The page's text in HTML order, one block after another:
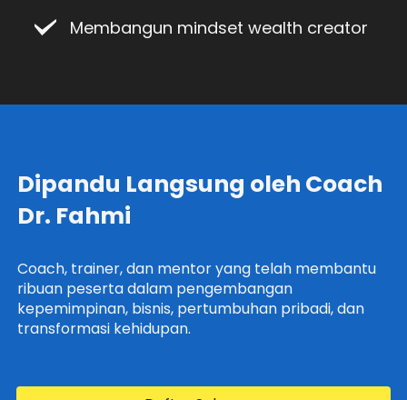
Membangun mindset wealth creator
Dipandu Langsung oleh Coach
Dr. Fahmi
Coach, trainer, dan mentor yang telah membantu
ribuan peserta dalam pengembangan
kepemimpinan, bisnis, pertumbuhan pribadi, dan
transformasi kehidupan.